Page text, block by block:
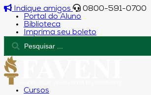
Indique amigos
0800-591-0700
Portal do Aluno
Biblioteca
Imprima seu boleto
Cursos